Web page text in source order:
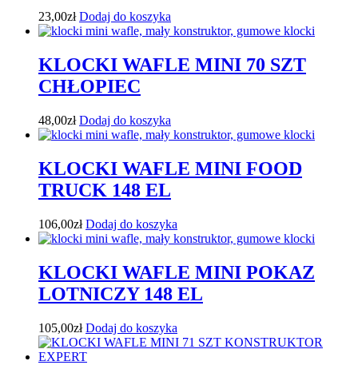
23,00zł Dodaj do koszyka
KLOCKI WAFLE MINI 70 SZT
CHŁOPIEC
48,00zł Dodaj do koszyka
KLOCKI WAFLE MINI FOOD
TRUCK 148 EL
106,00zł Dodaj do koszyka
KLOCKI WAFLE MINI POKAZ
LOTNICZY 148 EL
105,00zł Dodaj do koszyka